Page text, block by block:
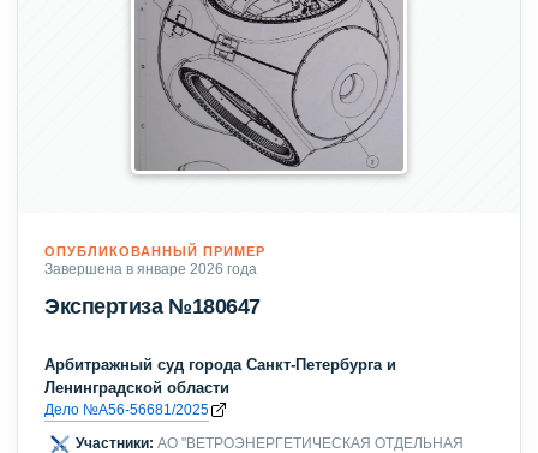
ОПУБЛИКОВАННЫЙ ПРИМЕР
Завершена в январе 2026 года
Экспертиза №180647
Арбитражный суд города Санкт-Петербурга и
Ленинградской области
Дело №А56-56681/2025
Участники: АО "ВЕТРОЭНЕРГЕТИЧЕСКАЯ ОТДЕЛЬНАЯ